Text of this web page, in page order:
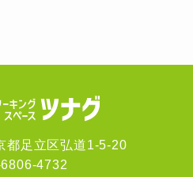
都足立区弘道1-5-20
4732